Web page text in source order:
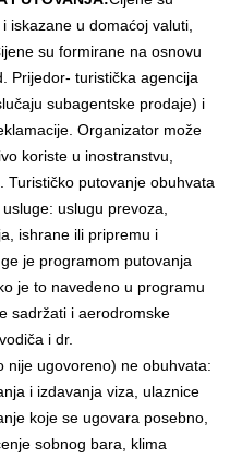
iskazane u domaćoj valuti,
su formirane na osnovu
Prijedor- turistička agencija
subagentske prodaje) i
Organizator može
koriste u inostranstvu,
Turističko putovanje obuhvata
uslugu prevoza,
ishrane ili pripremu i
je programom putovanja
je to navedeno u programu
sadržati i aerodromske
i dr.
nije ugovoreno) ne obuhvata:
i izdavanja viza, ulaznice
koje se ugovara posebno,
sobnog bara, klima